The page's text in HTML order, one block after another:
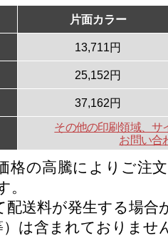
片面カラー
13,711円
25,152円
37,162円
その他の印刷領域、サ
お問い合
格の高騰によりご注
。
送料が発生する場合
は含まれておりませ